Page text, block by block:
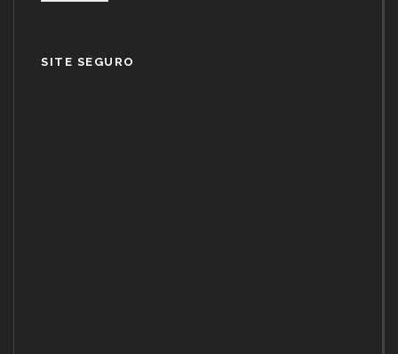
SITE SEGURO